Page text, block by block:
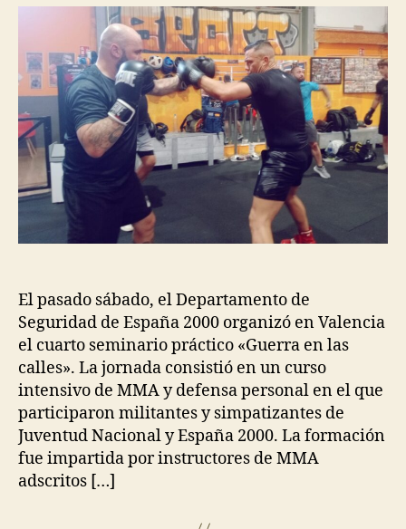
El pasado sábado, el Departamento de
Seguridad de España 2000 organizó en Valencia
el cuarto seminario práctico «Guerra en las
calles». La jornada consistió en un curso
intensivo de MMA y defensa personal en el que
participaron militantes y simpatizantes de
Juventud Nacional y España 2000. La formación
fue impartida por instructores de MMA
adscritos […]